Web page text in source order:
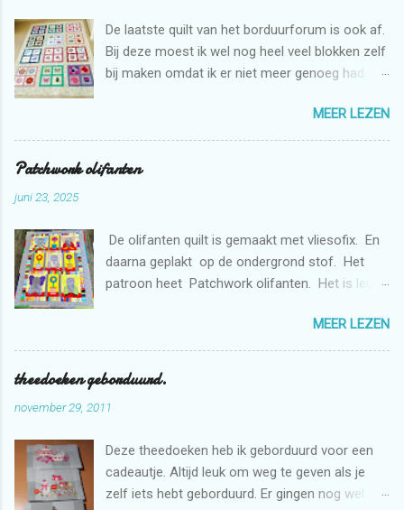
e
p
o
s
t
e
De laatste quilt van het borduurforum is ook af.
Bij deze moest ik wel nog heel veel blokken zelf
bij maken omdat ik er niet meer genoeg had.
borduren met de borduurmachine. Deze quilt is
weer bestemd voor de stichting Verdanda.
MEER LEZEN
Patchwork olifanten
juni 23, 2025
De olifanten quilt is gemaakt met vliesofix. En
daarna geplakt op de ondergrond stof. Het
patroon heet Patchwork olifanten. Het is leuk
de borduurmachine. De quilt is doorgequilt uit
de vrije hand met de naaimachine. En
gedeeltelijk met rulers.
MEER LEZEN
theedoeken geborduurd.
november 29, 2011
Deze theedoeken heb ik geborduurd voor een
cadeautje. Altijd leuk om weg te geven als je
zelf iets hebt geborduurd. Er gingen nog wel